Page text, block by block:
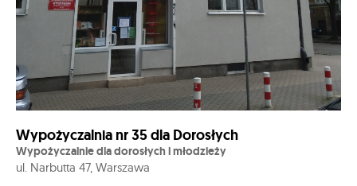
Wypożyczalnia nr 35 dla Dorosłych
Wypożyczalnie dla dorosłych i młodzieży
ul. Narbutta 47, Warszawa